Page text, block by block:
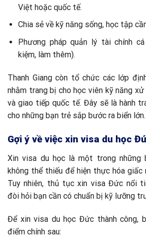
Việt hoặc quốc tế.
Chia sẻ về kỹ năng sống, học tập
Phương pháp quản lý tài chính
kiệm, làm thêm).
Thanh Giang còn tổ chức các lớp
nhằm trang bị cho học viên kỹ năng
và giao tiếp quốc tế. Đây sẽ là hành
cho những bạn trẻ sắp bước ra biển lớn.
Gợi ý về việc xin visa du học
Xin visa du học là một trong những
không thể thiếu để hiện thực hóa
Tuy nhiên, thủ tục xin visa Đức nổi
đòi hỏi bạn cần có chuẩn bị kỹ lưỡng
Để xin visa du học Đức thành công,
điểm chính sau: